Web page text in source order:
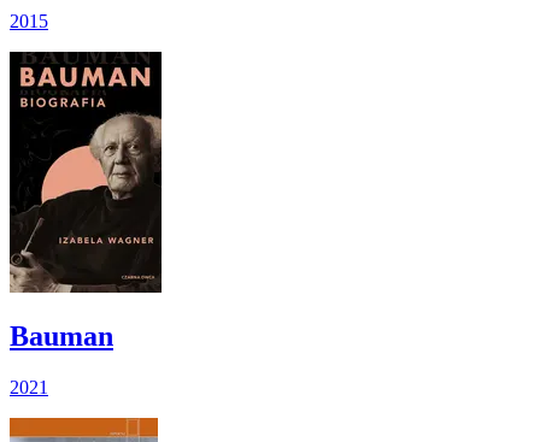
2015
Bauman
2021